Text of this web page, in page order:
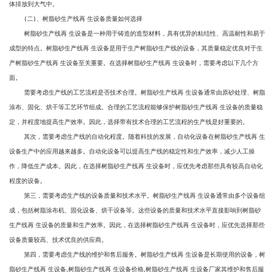
体排放到大气中。
{二}、树脂砂生产线再 生设备质量如何选择
树脂砂生产线再 生设备是一种用于铸造的造型材料，具有优异的粘结性、高温耐性和易于
成型的特点。树脂砂生产线再 生设备是用于生产树脂砂生产线的设备，其质量稳定优良对于生
产树脂砂生产线再 生设备至关重要。在选择树脂砂生产线再 生设备时，需要考虑以下几个方
面。
需要考虑生产线的工艺流程是否技术合理。树脂砂生产线再 生设备通常由原砂处理、树脂
涂布、固化、烘干等工艺环节组成。合理的工艺流程能够保护树脂砂生产线再 生设备的质量稳
定，并程度地提高生产效率。因此，选择带有技术合理的工艺流程的生产线是好重要的。
其次，需要考虑生产线的自动化程度。随着科技的发展，自动化设备在树脂砂生产线再 生
设备生产中的应用越来越多。自动化设备可以提高生产线的稳定性和生产效率，减少人工操
作，降低生产成本。因此，在选择树脂砂生产线再 生设备时，应优先考虑那些具有较高自动化
程度的设备。
第三，需要考虑生产线的设备质量和技术水平。树脂砂生产线再 生设备通常由多个设备组
成，包括树脂涂布机、固化设备、烘干设备等。这些设备的质量和技术水平直接影响到树脂砂
生产线再 生设备的质量和生产效率。因此，在选择树脂砂生产线再 生设备时，应优先选择那些
设备质量较高、技术优良的供应商。
第四，需要考虑生产线的维护和售后服务。树脂砂生产线再 生设备是长期使用的设备，树
脂砂生产线再 生设备,树脂砂生产线再 生设备价格,树脂砂生产线再 生设备厂家其维护和售后服